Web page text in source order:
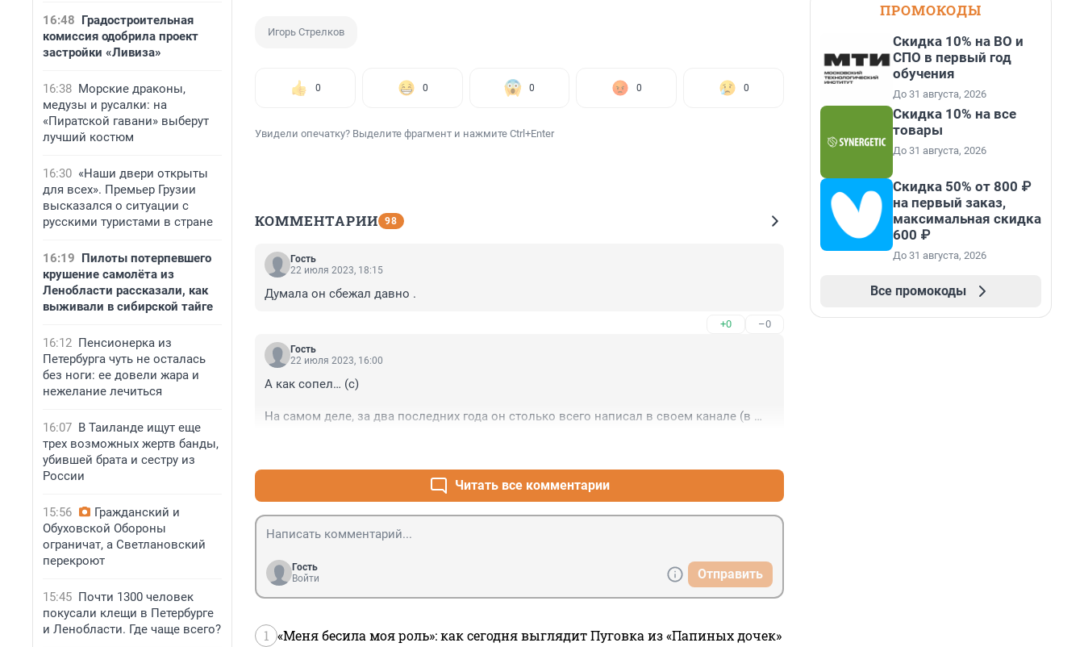
16:48 Градостроительная
комиссия одобрила проект
застройки «Ливиза»
16:38 Морские драконы,
медузы и русалки: на
«Пиратской гавани» выберут
лучший костюм
16:30 «Наши двери открыты
для всех». Премьер Грузии
высказался о ситуации с
русскими туристами в стране
16:19 Пилоты потерпевшего
крушение самолёта из
Ленобласти рассказали, как
выживали в сибирской тайге
16:12 Пенсионерка из
Петербурга чуть не осталась
без ноги: ее довели жара и
нежелание лечиться
16:07 В Таиланде ищут еще
трех возможных жертв банды,
убившей брата и сестру из
России
15:56
Гражданский и
Обуховской Обороны
ограничат, а Светлановский
перекроют
15:45 Почти 1300 человек
покусали клещи в Петербурге
и Ленобласти. Где чаще всего?
Игорь Стрелков
0 0 0 0 0
Увидели опечатку? Выделите фрагмент и нажмите Ctrl+Enter
КОММЕНТАРИИ 98
Гость
22 июля 2023, 18:15
Думала он сбежал давно .
+0 –0
Гость
22 июля 2023, 16:00
А как сопел… (с)
На самом деле, за два последних года он столько всего написал в своем канале (в
Читать все комментарии
Гость
Войти
Отправить
1 «Меня бесила моя роль»: как сегодня выглядит Пуговка из «Папиных дочек»
ПРОМОКОДЫ
Скидка 10% на ВО и
СПО в первый год
обучения
До 31 августа, 2026
Скидка 10% на все
товары
До 31 августа, 2026
Скидка 50% от 800 ₽
на первый заказ,
максимальная скидка
600 ₽
До 31 августа, 2026
Все промокоды